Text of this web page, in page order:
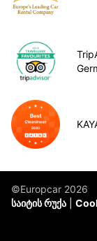
©Europcar 2026
საიტის რუქა